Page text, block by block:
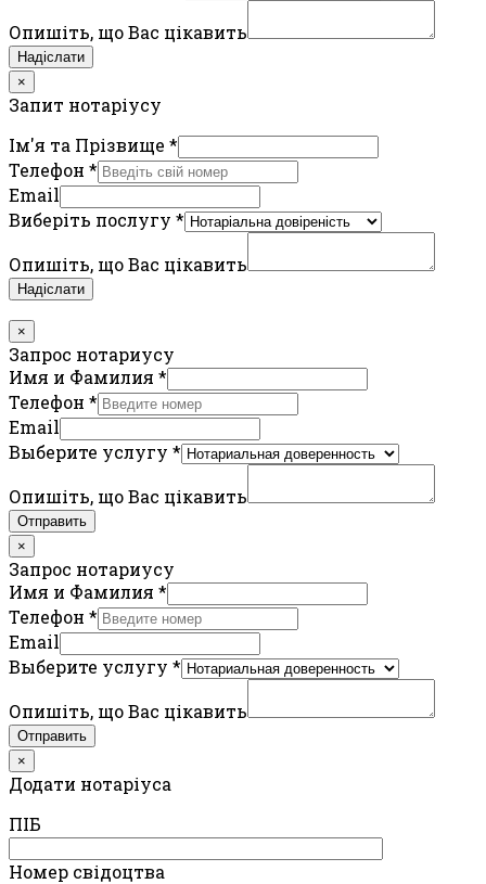
Опишіть, що Вас цікавить
Надіслати
×
Запит нотаріусу
Ім'я та Прізвище *
Телефон *
Email
Виберіть послугу *
Опишіть, що Вас цікавить
Надіслати
×
Запрос нотариусу
Имя и Фамилия *
Телефон *
Email
Выберите услугу *
Опишіть, що Вас цікавить
Отправить
×
Запрос нотариусу
Имя и Фамилия *
Телефон *
Email
Выберите услугу *
Опишіть, що Вас цікавить
Отправить
×
Додати нотаріуса
ПIБ
Номер свідоцтва